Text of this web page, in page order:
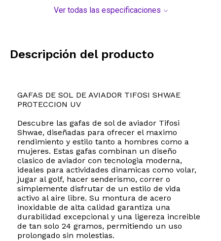
Ver todas las especificaciones
Descripción del producto
GAFAS DE SOL DE AVIADOR TIFOSI SHWAE
PROTECCION UV
Descubre las gafas de sol de aviador Tifosi
Shwae, diseñadas para ofrecer el maximo
rendimiento y estilo tanto a hombres como a
mujeres. Estas gafas combinan un diseño
clasico de aviador con tecnologia moderna,
ideales para actividades dinamicas como volar,
jugar al golf, hacer senderismo, correr o
simplemente disfrutar de un estilo de vida
activo al aire libre. Su montura de acero
inoxidable de alta calidad garantiza una
durabilidad excepcional y una ligereza increible
de tan solo 24 gramos, permitiendo un uso
prolongado sin molestias.